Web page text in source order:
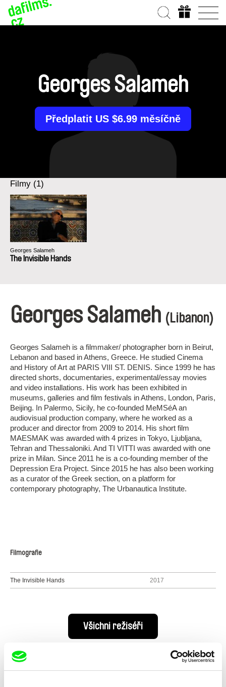
Georges Salameh
Předplatit US $6.99 měsíčně
Filmy (1)
Georges Salameh
The Invisible Hands
Georges Salameh (Libanon)
Georges Salameh is a filmmaker/ photographer born in Beirut,
Lebanon and based in Athens, Greece. He studied Cinema
and History of Art at PARIS VIII ST. DENIS. Since 1999 he has
directed shorts, documentaries, experimental/essay movies
and video installations. His work has been exhibited in
museums, galleries and film festivals in Athens, London, Paris,
Beijing. In Palermo, Sicily, he co-founded MeMSéA an
audiovisual production company, where he worked as a
producer and director from 2009 to 2014. His short film
MAESMAK was awarded with 4 prizes in Tokyo, Ljubljana,
Tehran and Thessaloniki. And TI VITTI was awarded with one
prize in Milan. Since 2011 he is a co-founding member of the
Depression Era Project. Since 2015 he has also been working
as a curator of the Greek section, on a platform for
contemporary photography, The Urbanautica Institute.
Filmografie
The Invisible Hands 2017
Všichni režiséři